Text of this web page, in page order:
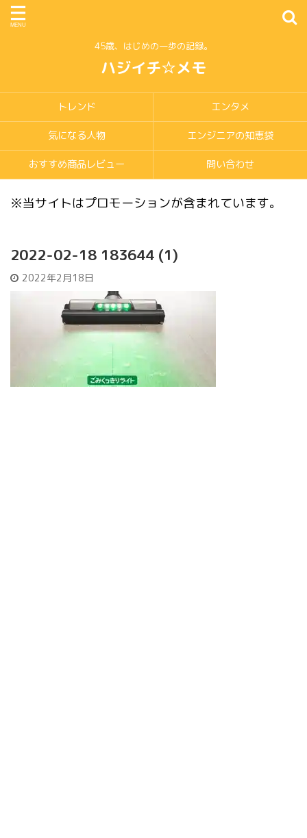
45歳、はじめの一歩の記録。
ハジイチ☆メモ
トレンド エンタメ
気になる人物 エンジニアの知恵袋
おすすめ商品レビュー 問い合わせ
※当サイトはプロモーションが含まれています。
2022-02-18 183644 (1)
2022年2月18日